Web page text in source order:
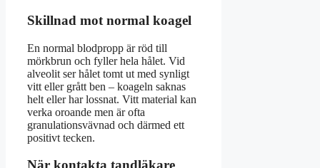
Skillnad mot normal koagel
En normal blodpropp är röd till
mörkbrun och fyller hela hålet. Vid
alveolit ser hålet tomt ut med synligt
vitt eller grått ben – koageln saknas
helt eller har lossnat. Vitt material kan
verka oroande men är ofta
granulationsvävnad och därmed ett
positivt tecken.